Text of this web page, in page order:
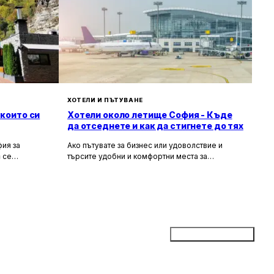
си
за
се
ХОТЕЛИ И ПЪТУВАНЕ
Хотели около летище София - Къде
да отседнете и как да стигнете до тях
Ако пътувате за бизнес или удоволствие и
търсите удобни и комфортни места за